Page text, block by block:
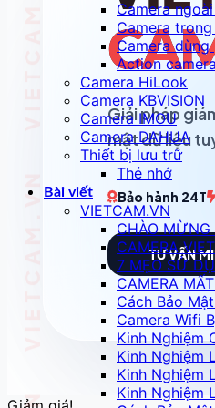
Camera
Camera trong
Camera dùng
Action camera
Camera HiLook
Camera KBVISION
Camera IMOU
Camera DAHUA
Thiết bị lưu trữ
Thẻ nhớ
Bài viết
VIETCAM.VN
CHÀO MỪNG
CAMERA
7 MẸO SỬ
CAMERA
Cách Bảo
Camera Wifi
Kinh Nghiệm
Kinh Nghiệm
Kinh Nghiệm
Kinh Nghiệm
Giải pháp
mật dữ liệu
Bảo hành 24T
TƯ VẤN